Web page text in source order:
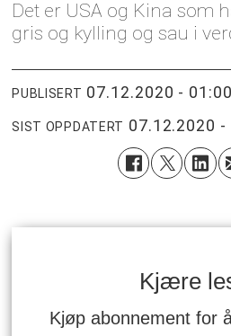
Det er USA og Kina som
gris og kylling og sau i
PUBLISERT 07.12.2020 - 01:00
SIST OPPDATERT 07.12.2020
Kjære
Kjøp abonnement for